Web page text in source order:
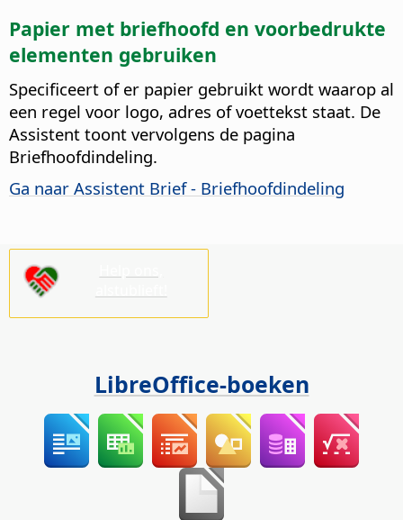
Papier met briefhoofd en voorbedrukte
elementen gebruiken
Specificeert of er papier gebruikt wordt waarop al
een regel voor logo, adres of voettekst staat. De
Assistent toont vervolgens de pagina
Briefhoofdindeling.
Ga naar Assistent Brief - Briefhoofdindeling
LibreOffice-boeken